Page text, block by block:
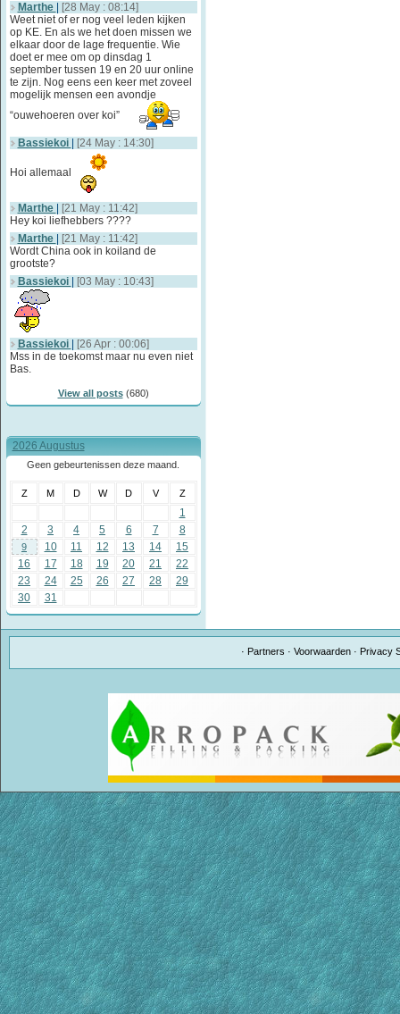
Marthe
[28 May : 08:14]
Weet niet of er nog veel leden kijken
op KE. En als we het doen missen we
elkaar door de lage frequentie. Wie
doet er mee om op dinsdag 1
september tussen 19 en 20 uur online
te zijn. Nog eens een keer met zoveel
mogelijk mensen een avondje
“ouwehoeren over koi”
Bassiekoi [24 May : 14:30]
Hoi allemaal
Marthe
[21 May : 11:42]
Hey koi liefhebbers ????
Marthe
[21 May : 11:42]
Wordt China ook in koiland de
grootste?
Bassiekoi
[03 May : 10:43]
Bassiekoi
[26 Apr : 00:06]
Mss in de toekomst maar nu even niet
Bas.
View all posts(680)
2026 Augustus
Geen gebeurtenissen deze maand.
Z M D W D V Z
1
2
3 4 5 6 7 8
9 10 11 12 13 14
15
16
17 18 19 20 21
22
23
24 25 26 27 28
29
30
31
· Partners ·Voorwaarden · Privacy